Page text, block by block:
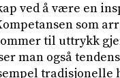
ved å være en
som
til uttrykk
man også
tradisjonelle